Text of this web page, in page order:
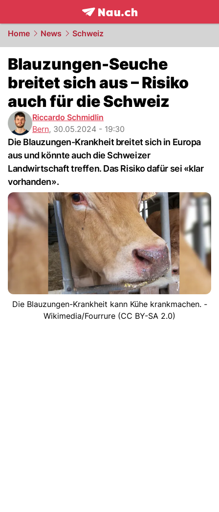
frontpage.NAU.ch
Home News Schweiz
Blauzungen-Seuche
breitet sich aus – Risiko
auch für die Schweiz
Riccardo Schmidlin
Bern, 30.05.2024 - 19:30
Die Blauzungen-Krankheit breitet sich in Europa
aus und könnte auch die Schweizer
Landwirtschaft treffen. Das Risiko dafür sei «klar
vorhanden».
Die Blauzungen-Krankheit kann Kühe krankmachen. -
Wikimedia/Fourrure (CC BY-SA 2.0)